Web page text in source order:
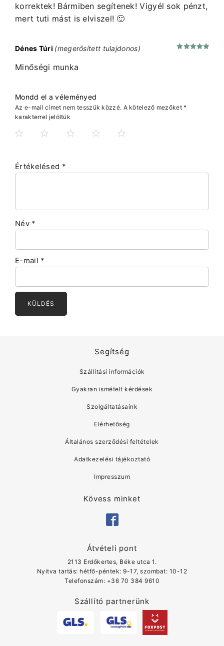
korrektek! Bármiben segítenek! Vigyél sok pénzt,
mert tuti mást is elviszel! 🙂
Dénes Túri (megerősített tulajdonos)
Minőségi munka
Mondd el a véleményed
Az e-mail címet nem tesszük közzé. A kötelező mezőket*
karakterrel jelöltük
Értékelésed *
Név *
E-mail *
Segítség
Szállítási információk
Gyakran ismételt kérdések
Szolgáltatásaink
Elérhetőség
Általános szerződési feltételek
Adatkezelési tájékoztató
Impresszum
Kövess minket
Átvételi pont
2113 Erdőkertes, Béke utca 1.
Nyitva tartás: hétfő-péntek: 9-17, szombat: 10-12
Telefonszám: ‭+36 70 384 9610
Szállító partnerünk